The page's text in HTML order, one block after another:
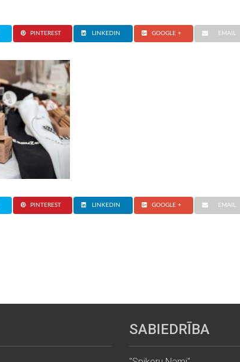
PINTEREST LINKEDIN GOOGLE + EMAIL
PINTEREST LINKEDIN GOOGLE + EMAIL
SABIEDRĪBA